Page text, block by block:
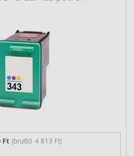
Ft (bruttó 4 813 Ft)